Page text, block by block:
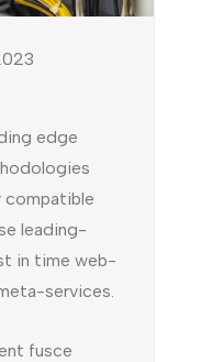
edge
compatible
leading-
in time web-
services.
fusce